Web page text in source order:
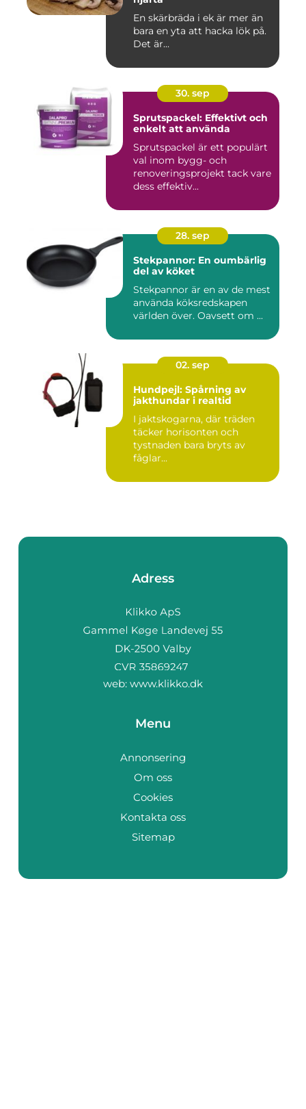
En skärbräda i ek är mer än
bara en yta att hacka lök på.
Det är...
30. sep
Sprutspackel: Effektivt och
enkelt att använda
Sprutspackel är ett populärt
val inom bygg- och
renoveringsprojekt tack vare
dess effektiv...
28. sep
Stekpannor: En oumbärlig
del av köket
Stekpannor är en av de mest
använda köksredskapen
världen över. Oavsett om ...
02. sep
Hundpejl: Spårning av
jakthundar i realtid
I jaktskogarna, där träden
täcker horisonten och
tystnaden bara bryts av
fåglar...
Adress
web: www.klikko.dk
Menu
Annonsering
Om oss
Cookies
Kontakta oss
Sitemap